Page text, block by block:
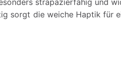
strapazierfähig und
sorgt die weiche Haptik für